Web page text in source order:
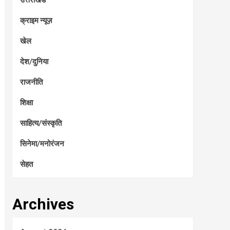
क्राइम न्यूज़
खेल
देश/दुनिया
राजनीति
शिक्षा
साहित्य/संस्कृति
सिनेमा/मनोरंजन
सेहत
Archives